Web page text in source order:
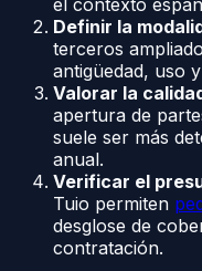
Definir la
terceros
antigüedad, uso
Valorar la
apertura de
suele ser más
anual.
Verificar el
Tuio permiten
desglose de
contratación.